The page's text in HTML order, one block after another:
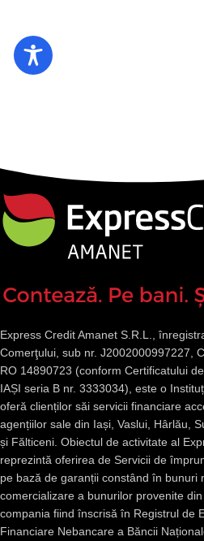
Express Credit Amanet S.R.L.,
Comerţului, sub nr. J2002000997227,
RO 14890723 (conform Certificatului
IAȘI seria B nr. 3333034), este o
oferă clienților săi servicii financiare
agențiilor sale din Iași, Vaslui, Hârlău,
și Fălticeni. Obiectul de activitate al
reprezintă oferirea de Servicii de
pe bază de garanții constând în bunuri
comercializare a bunurilor provenite
compania fiind înscrisă în Registrul de
Financiare Nebancare a Băncii